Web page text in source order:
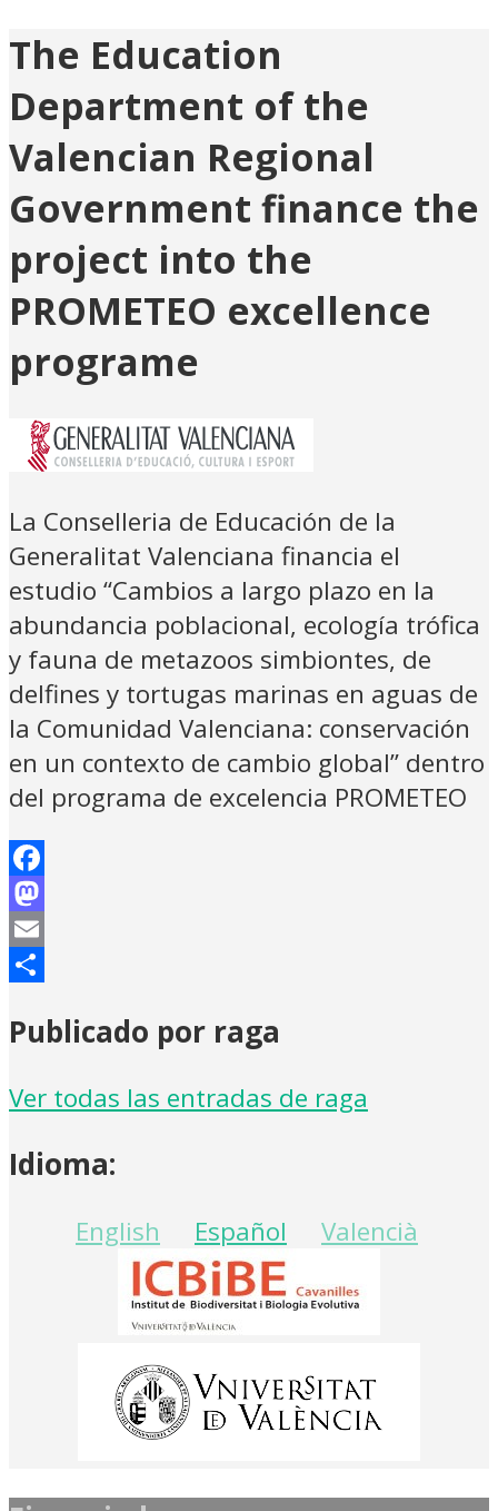
The Education
Department of the
Valencian Regional
Government finance the
project into the
PROMETEO excellence
programe
La Conselleria de Educación de la
Generalitat Valenciana financia el
estudio “Cambios a largo plazo en la
abundancia poblacional, ecología trófica
y fauna de metazoos simbiontes, de
delfines y tortugas marinas en aguas de
la Comunidad Valenciana: conservación
en un contexto de cambio global” dentro
del programa de excelencia PROMETEO
Facebook
Mastodon
Email
Publicado por raga
Ver todas las entradas de raga
Idioma:
English Español Valencià